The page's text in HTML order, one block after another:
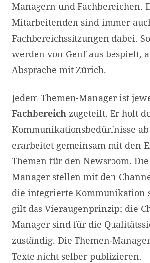
Managern und Fachbereichen.
Mitarbeitenden sind immer
Fachbereichssitzungen dabei.
werden von Genf aus bespielt,
Absprache mit Zürich.
Jedem Themen-Manager ist
Fachbereich zugeteilt. Er holt
Kommunikationsbedürfnisse
erarbeitet gemeinsam mit den
Themen für den Newsroom.
Manager stellen mit den
die integrierte Kommunikation
gilt das Vieraugenprinzip; die
Manager sind für die
zuständig. Die Themen-
Texte nicht selber publizieren.